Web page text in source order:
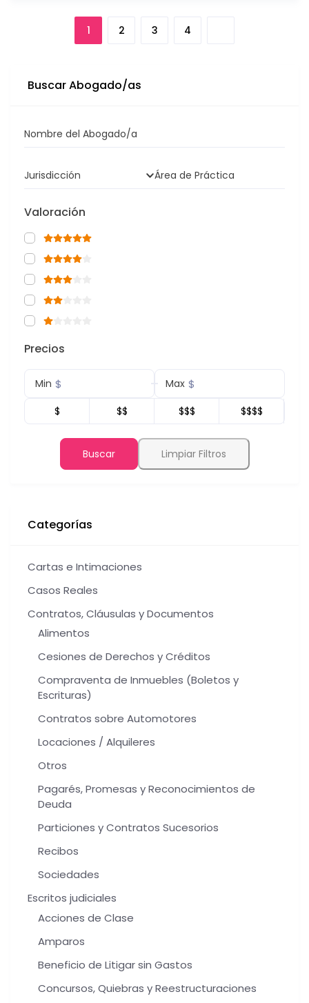
1 2 3 4
Buscar Abogado/as
Nombre del Abogado/a
Jurisdicción Área de Práctica
Valoración
Precios
Min $ Max $
$ $$ $$$ $$$$
Buscar Limpiar Filtros
Categorías
Cartas e Intimaciones
Casos Reales
Contratos, Cláusulas y Documentos
Alimentos
Cesiones de Derechos y Créditos
Compraventa de Inmuebles (Boletos y
Escrituras)
Contratos sobre Automotores
Locaciones / Alquileres
Otros
Pagarés, Promesas y Reconocimientos de
Deuda
Particiones y Contratos Sucesorios
Recibos
Sociedades
Escritos judiciales
Acciones de Clase
Amparos
Beneficio de Litigar sin Gastos
Concursos, Quiebras y Reestructuraciones